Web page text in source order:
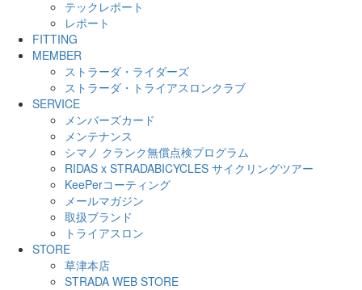
テックレポート
レポート
FITTING
MEMBER
ストラーダ・ライダーズ
ストラーダ・トライアスロンクラブ
SERVICE
メンバーズカード
メンテナンス
シマノ クランク無償点検プログラム
RIDAS x STRADABICYCLES サイクリングツアー
KeePerコーティング
メールマガジン
取扱ブランド
トライアスロン
STORE
草津本店
STRADA WEB STORE